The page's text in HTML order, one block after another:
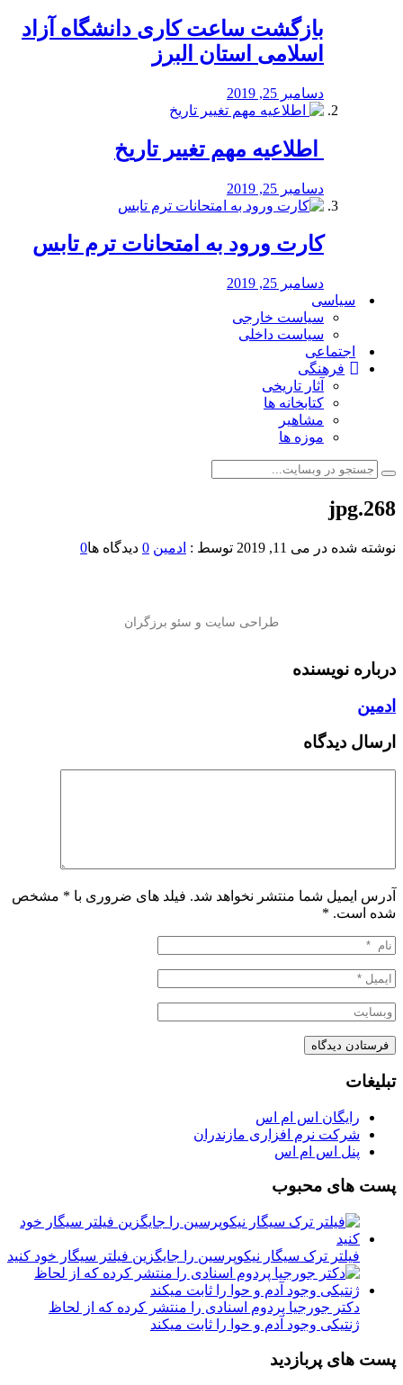
بازگشت ساعت کاری دانشگاه آزاد
اسلامی استان البرز
دسامبر 25, 2019
️ اطلاعیه مهم تغییر تاریخ
دسامبر 25, 2019
کارت ورود به امتحانات ترم تابس
دسامبر 25, 2019
سیاسی
سیاست خارجی
سیاست داخلی
اجتماعی
فرهنگی
آثار تاریخی
کتابخانه ها
مشاهیر
موزه ها
268.jpg
نوشته شده در می 11, 2019 توسط : ادمین 0 دیدگاه ها0
درباره نویسنده
ادمین
ارسال دیدگاه
آدرس ایمیل شما منتشر نخواهد شد. فیلد های ضروری با * مشخص
شده است. *
تبلیغات
رایگان اس ام اس
شرکت نرم افزاری مازندران
پنل اس ام اس
پست های محبوب
فیلتر ترک سیگار نیکوپرسین را جایگزین فیلتر سیگار خود کنید
دکتر جورجیا پردوم اسنادی را منتشر کرده که از لحاظ
ژنتیکی وجود آدم و حوا را ثابت میکند
پست های پربازدید